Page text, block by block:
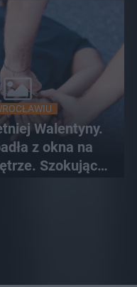
Walentyny.
z okna na
Szokujące